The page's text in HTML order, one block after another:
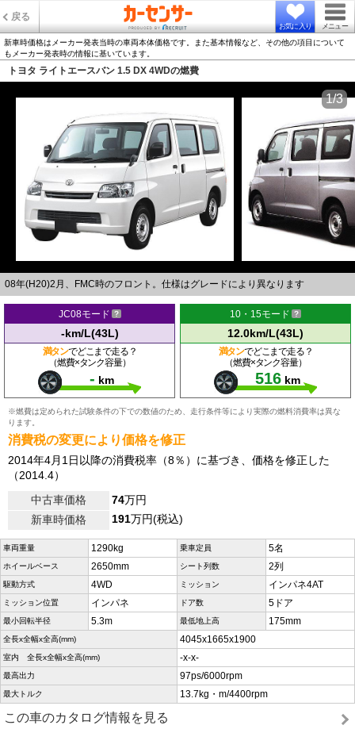
戻る
お気に入り メニュー
新車時価格はメーカー発表当時の車両本体価格です。また基本情報など、その他の項目について
もメーカー発表時の情報に基いています。
トヨタ ライトエースバン 1.5 DX 4WDの燃費
08年(H20)2月、FMC時のフロント。仕様はグレードにより異なります
1/3
JC08モード
-km/L(43L)
満タンでどこまで走る？
（燃費×タンク容量）
- km
10・15モード
12.0km/L(43L)
満タンでどこまで走る？
（燃費×タンク容量）
516 km
※燃費は定められた試験条件の下での数値のため、走行条件等により実際の燃料消費率は異な
ります。
消費税の変更により価格を修正
2014年4月1日以降の消費税率（8％）に基づき、価格を修正した
（2014.4）
中古車価格
74万円
新車時価格
191万円(税込)
車両重量 1290kg 乗車定員 5名
ホイールベース 2650mm シート列数 2列
駆動方式 4WD ミッション インパネ4AT
ミッション位置 インパネ ドア数 5ドア
最小回転半径 5.3m 最低地上高 175mm
全長x全幅x全高(mm) 4045x1665x1900
室内 全長x全幅x全高(mm) -x-x-
最高出力 97ps/6000rpm
最大トルク 13.7kg・m/4400rpm
この車のカタログ情報を見る